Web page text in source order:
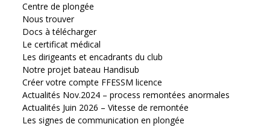
Centre de plongée
Nous trouver
Docs à télécharger
Le certificat médical
Les dirigeants et encadrants du club
Notre projet bateau Handisub
Créer votre compte FFESSM licence
Actualités Nov.2024 – process remontées anormales
Actualités Juin 2026 – Vitesse de remontée
Les signes de communication en plongée